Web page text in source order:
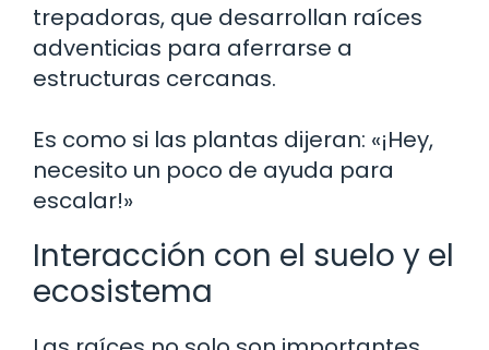
trepadoras, que desarrollan raíces
adventicias para aferrarse a
estructuras cercanas.
Es como si las plantas dijeran: «¡Hey,
necesito un poco de ayuda para
escalar!»
Interacción con el suelo y el
ecosistema